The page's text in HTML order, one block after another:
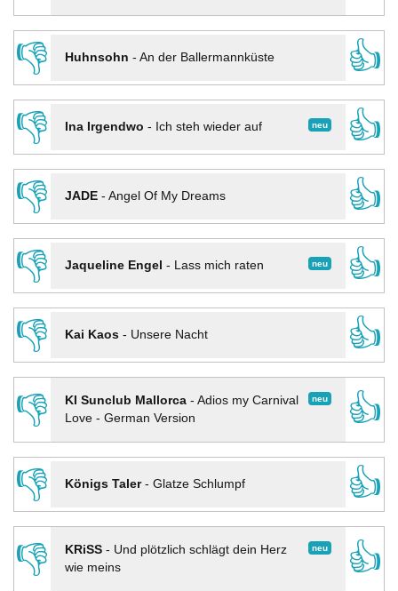
👎
Huhnsohn - An der Ballermannküste
👍
👎
neu
Ina Irgendwo - Ich steh wieder auf
👍
👎
JADE- Angel Of My Dreams
👍
👎
neu
Jaqueline Engel - Lass mich raten
👍
👎
Kai Kaos- Unsere Nacht
👍
👎
neu
KI Sunclub Mallorca- Adios my Carnival
Love - German Version
👍
👎
Königs Taler- Glatze Schlumpf
👍
👎
neu
KRiSS- Und plötzlich schlägt dein Herz
wie meins
👍